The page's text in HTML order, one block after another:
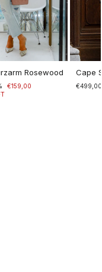
Rosewood
€159,00
Cape
€499,00